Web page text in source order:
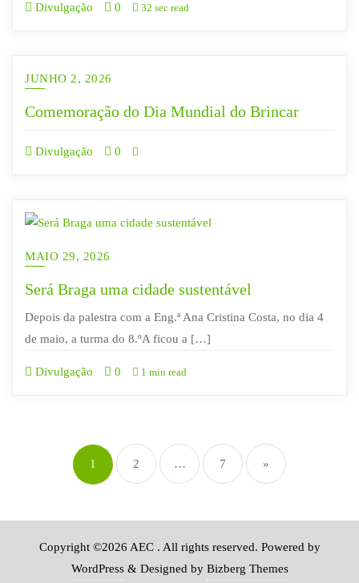
Divulgação 0 32 sec read
JUNHO 2, 2026
Comemoração do Dia Mundial do Brincar
Divulgação 0
MAIO 29, 2026
Será Braga uma cidade sustentável
Depois da palestra com a Eng.ª Ana Cristina Costa, no dia 4
de maio, a turma do 8.ºA ficou a […]
Divulgação 0 1 min read
Paginação
dos
conteúdos
1 2 … 7 »
Copyright ©2026 AEC . All rights reserved. Powered by
WordPress & Designed by Bizberg Themes